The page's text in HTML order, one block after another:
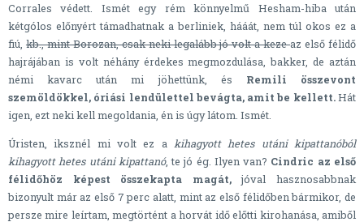
Corrales védett. Ismét egy rém könnyelmű Hesham-hiba után
kétgólos előnyért támadhatnak a berliniek, hááát, nem túl okos ez a
fiú, kb., mint Borozan, csak neki legalább jó volt a kezeaz első félidő
hajrájában is volt néhány érdekes megmozdulása, bakker, de aztán
némi kavarc után mi jöhettünk, és Remili összevont
szemöldökkel, óriási lendülettel bevágta, amit be kellett.Hát
igen, ezt neki kell megoldania, én is úgy látom. Ismét.
Úristen, iksznél mi volt ez a kihagyott hetes utáni kipattanóból
kihagyott hetes utáni kipattanó, te jó ég. Ilyen van? Cindric az első
félidőhöz képest összekapta magát,jóval hasznosabbnak
bizonyult már az első 7 perc alatt, mint az első félidőben bármikor, de
persze mire leírtam, megtörtént a horvát idő előtti kirohanása, amiből